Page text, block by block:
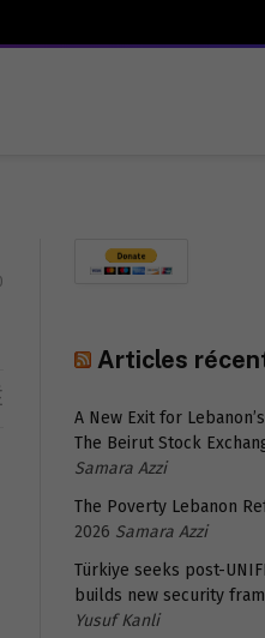
Articles
A New Exit for
The Beirut Stock
Samara Azzi
The Poverty Lebanon
2026 Samara Azzi
Türkiye seeks post-
builds new security
Yusuf Kanli